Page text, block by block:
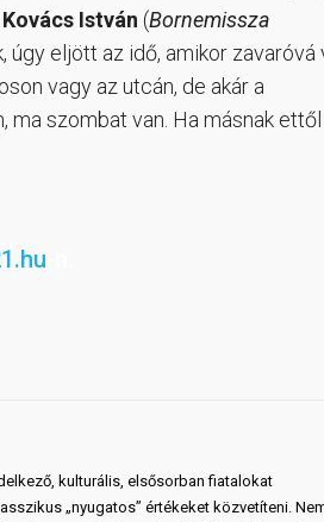
Kovács István (Bornemissza
eljött az idő, amikor zavaróvá
vagy az utcán, de akár a
ma szombat van. Ha másnak
kulturális, elsősorban fiatalokat
„nyugatos” értékeket közvetíteni.